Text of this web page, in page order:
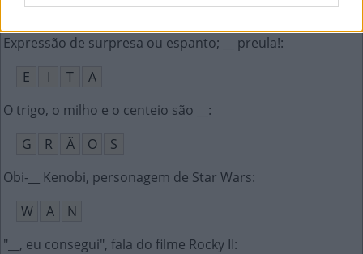
G
W
Expressão de surpresa ou espanto; __ preula!:
E
I T
A
O trigo, o milho e o centeio são __ :
G
R Ã O
S
Obi-__ Kenobi, personagem de Star Wars:
W
A
N
"__, eu consegui", fala do filme Rocky II: